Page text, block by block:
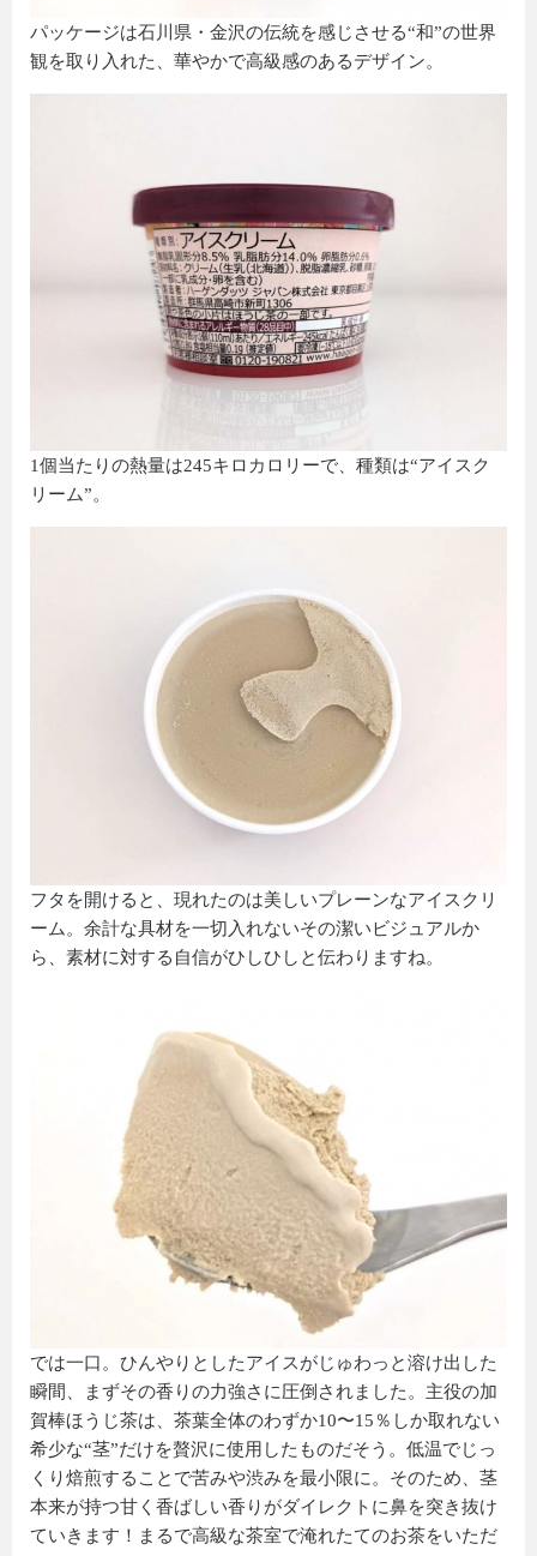
パッケージは石川県・金沢の伝統を感じさせる“和”の世界
観を取り入れた、華やかで高級感のあるデザイン。
1個当たりの熱量は245キロカロリーで、種類は“アイスク
リーム”。
フタを開けると、現れたのは美しいプレーンなアイスクリ
ーム。余計な具材を一切入れないその潔いビジュアルか
ら、素材に対する自信がひしひしと伝わりますね。
では一口。ひんやりとしたアイスがじゅわっと溶け出した
瞬間、まずその香りの力強さに圧倒されました。主役の加
賀棒ほうじ茶は、茶葉全体のわずか10〜15％しか取れない
希少な“茎”だけを贅沢に使用したものだそう。低温でじっ
くり焙煎することで苦みや渋みを最小限に。そのため、茎
本来が持つ甘く香ばしい香りがダイレクトに鼻を突き抜け
ていきます！まるで高級な茶室で淹れたてのお茶をいただ